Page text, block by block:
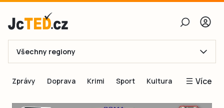
E-mail
Všechny regiony
Zprávy Doprava Krimi Sport Kultura Více
Blogy